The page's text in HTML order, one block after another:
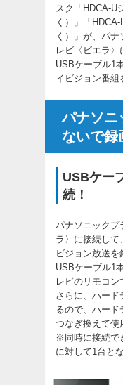
スク「 HDCA-U
く）」「
く）」が、パ
レビ〈ビエラ〉
USBケーブル1
イビジョン番組
パナソニ
ないで録
USBケー
続！
パナソニックプ
ラ〉に接続して
ビジョン放送
USBケーブル1
レビのリモコン
さらに、ハード
るので、ハード
つなぎ換えて使
※同時に接続で
に対して1台と